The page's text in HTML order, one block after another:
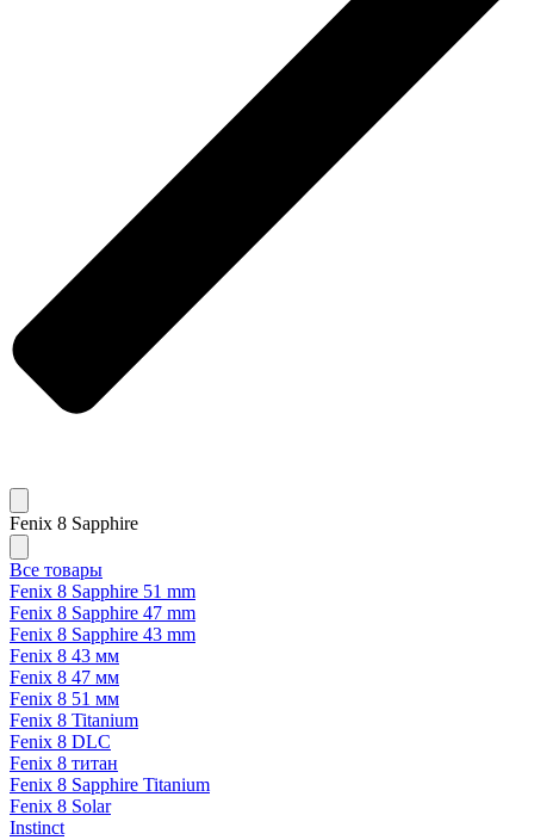
Fenix 8 Sapphire
Все товары
Fenix 8 Sapphire 51 mm
Fenix 8 Sapphire 47 mm
Fenix 8 Sapphire 43 mm
Fenix 8 43 мм
Fenix 8 47 мм
Fenix 8 51 мм
Fenix 8 Titanium
Fenix 8 DLC
Fenix 8 титан
Fenix 8 Sapphire Titanium
Fenix 8 Solar
Instinct